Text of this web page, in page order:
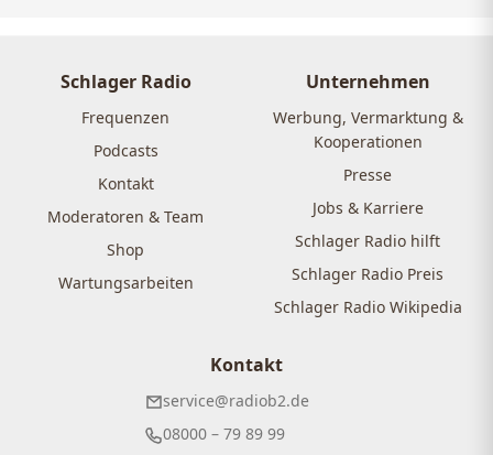
Schlager Radio
Frequenzen
Podcasts
Kontakt
Moderatoren & Team
Shop
Wartungsarbeiten
Unternehmen
Werbung, Vermarktung &
Kooperationen
Presse
Jobs & Karriere
Schlager Radio hilft
Schlager Radio Preis
Schlager Radio Wikipedia
Kontakt
service@radiob2.de
08000 – 79 89 99